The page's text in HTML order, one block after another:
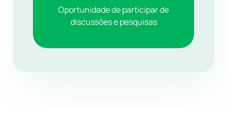
Oportunidade de participar de
discussões e pesquisas